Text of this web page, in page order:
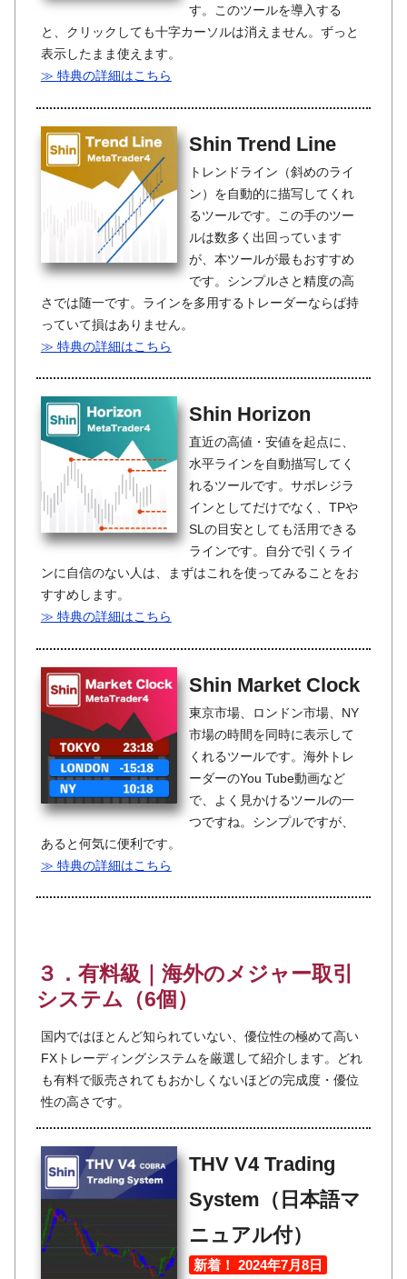
す。このツールを導入する
と、クリックしても十字カーソルは消えません。ずっと
表示したまま使えます。
≫ 特典の詳細はこちら
Shin Trend Line
トレンドライン（斜めのライ
ン）を自動的に描写してくれ
るツールです。この手のツー
ルは数多く出回っています
が、本ツールが最もおすすめ
です。シンプルさと精度の高
さでは随一です。ラインを多用するトレーダーならば持
っていて損はありません。
≫ 特典の詳細はこちら
Shin Horizon
直近の高値・安値を起点に、
水平ラインを自動描写してく
れるツールです。サポレジラ
インとしてだけでなく、TPや
SLの目安としても活用できる
ラインです。自分で引くライ
ンに自信のない人は、まずはこれを使ってみることをお
すすめします。
≫ 特典の詳細はこちら
Shin Market Clock
東京市場、ロンドン市場、NY
市場の時間を同時に表示して
くれるツールです。海外トレ
ーダーのYou Tube動画など
で、よく見かけるツールの一
つですね。シンプルですが、
あると何気に便利です。
≫ 特典の詳細はこちら
３．有料級｜海外のメジャー取引
システム（6個）
国内ではほとんど知られていない、優位性の極めて高い
FXトレーディングシステムを厳選して紹介します。どれ
も有料で販売されてもおかしくないほどの完成度・優位
性の高さです。
THV V4 Trading
System（日本語マ
ニュアル付）
新着！ 2024年7月8日